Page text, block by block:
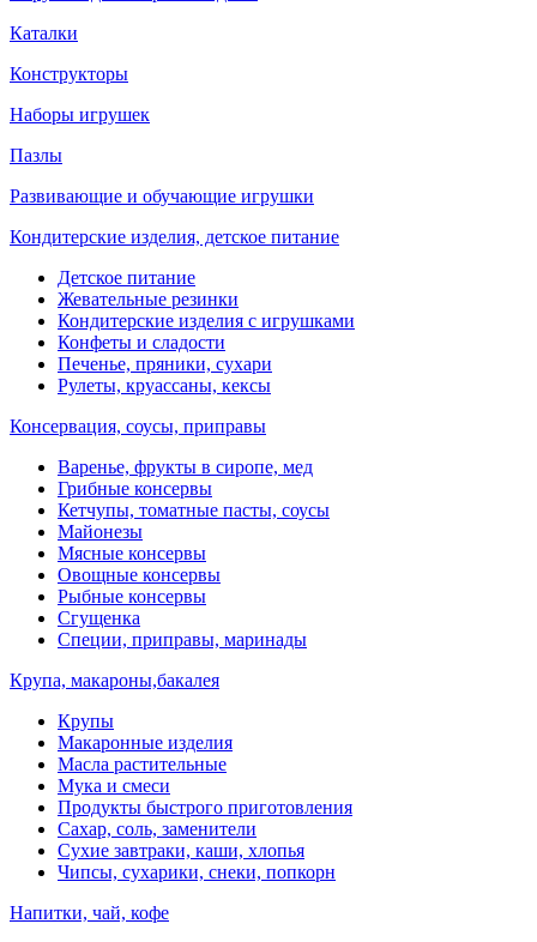
Каталки
Конструкторы
Наборы игрушек
Пазлы
Развивающие и обучающие игрушки
Кондитерские изделия, детское питание
Детское питание
Жевательные резинки
Кондитерские изделия с игрушками
Конфеты и сладости
Печенье, пряники, сухари
Рулеты, круассаны, кексы
Консервация, соусы, приправы
Варенье, фрукты в сиропе, мед
Грибные консервы
Кетчупы, томатные пасты, соусы
Майонезы
Мясные консервы
Овощные консервы
Рыбные консервы
Сгущенка
Специи, приправы, маринады
Крупа, макароны,бакалея
Крупы
Макаронные изделия
Масла растительные
Мука и смеси
Продукты быстрого приготовления
Сахар, соль, заменители
Сухие завтраки, каши, хлопья
Чипсы, сухарики, снеки, попкорн
Напитки, чай, кофе